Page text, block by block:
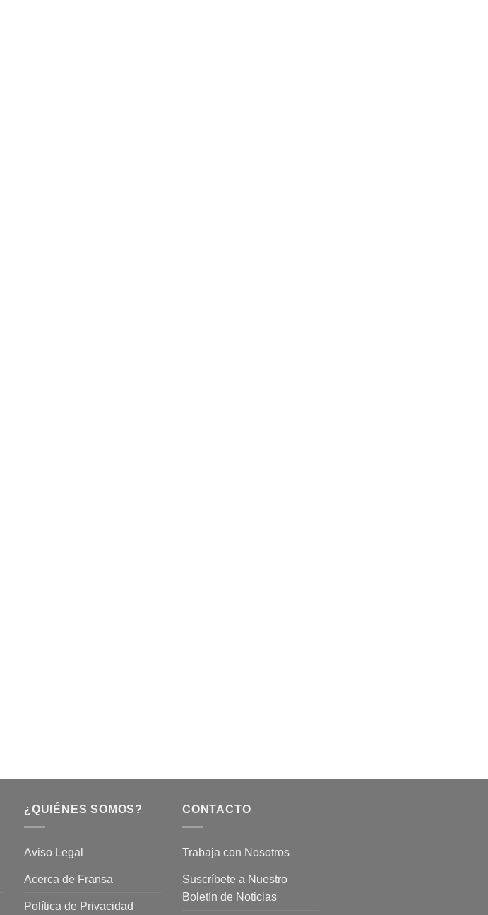
¿QUIÉNES SOMOS?
Aviso Legal
Acerca de Fransa
Política de Privacidad
CONTACTO
Trabaja con Nosotros
Suscríbete a Nuestro
Boletín de Noticias